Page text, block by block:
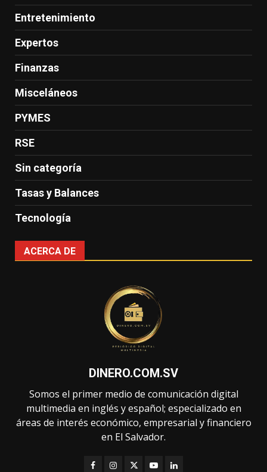
Entretenimiento
Expertos
Finanzas
Misceláneos
PYMES
RSE
Sin categoría
Tasas y Balances
Tecnología
ACERCA DE
DINERO.COM.SV
Somos el primer medio de comunicación digital
multimedia en inglés y español; especializado en
áreas de interés económico, empresarial y financiero
en El Salvador.